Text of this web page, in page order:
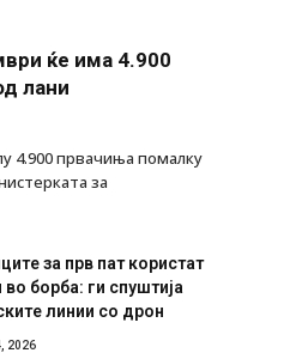
ќе има 4.900
лани
4.900 првачиња помалку
за
за прв пат користат
во борба: ги спуштија
линии со дрон
2026